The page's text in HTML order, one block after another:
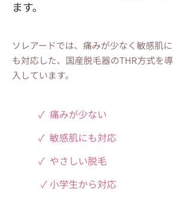
ます。
ソレアードでは、痛みが少なく敏感肌に
も対応した、国産脱毛器のTHR方式を導
入しています。
✓ 痛みが少ない
✓ 敏感肌にも対応
✓ やさしい脱毛
✓ 小学生から対応